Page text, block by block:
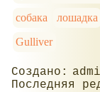
собака
лошадка
Gulliver